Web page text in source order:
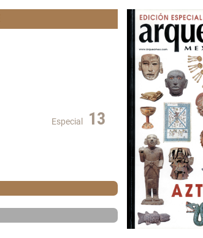
Especial 13